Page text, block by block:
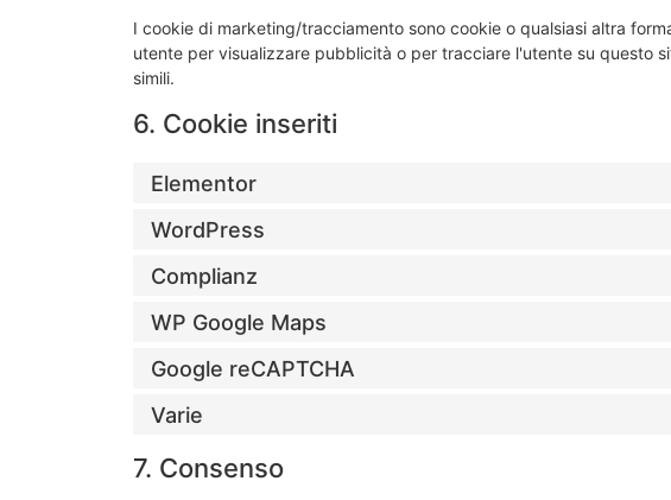
I cookie di marketing/tracciamento sono cookie o qualsiasi altra
utente per visualizzare pubblicità o per tracciare l'utente su questo
simili.
6. Cookie inseriti
Elementor
WordPress
Complianz
WP Google Maps
Google reCAPTCHA
Varie
7. Consenso